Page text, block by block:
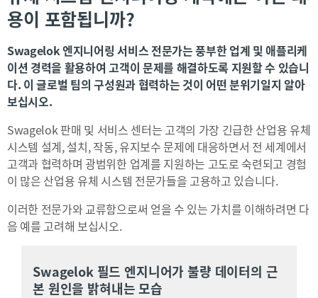
용이 포함됩니까?
Swagelok 엔지니어링 서비스 전문가는 풍부한 업계 및 애플리케
이션 경력을 활용하여 고객이 문제를 해결하도록 지원할 수 있습니
다. 이 글로벌 팀의 구성원과 협력하는 것이 어떤 분위기일지 알아
보십시오.
Swagelok 판매 및 서비스 센터는 고객의 가장 긴급한 산업용 유체
시스템 설계, 설치, 작동, 유지보수 문제에 대응하면서 전 세계에서
고객과 협력하며 광범위한 업계를 지원하는 고도로 숙련되고 경험
이 많은 산업용 유체 시스템 전문가들을 고용하고 있습니다.
이러한 전문가와 교류함으로써 얻을 수 있는 가치를 이해하려면 다
음 예를 고려해 보십시오.
Swagelok 필드 엔지니어가 불량 데이터의 근
본 원인을 밝혀내는 모습